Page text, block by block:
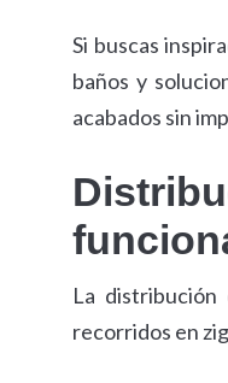
Si buscas
baños y
acabados sin
La
recorridos en